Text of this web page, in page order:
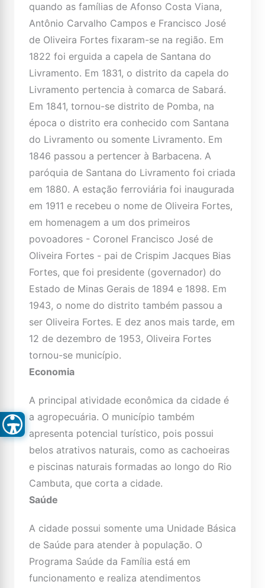
quando as famílias de Afonso Costa Viana,
Antônio Carvalho Campos e Francisco José
de Oliveira Fortes fixaram-se na região. Em
1822 foi erguida a capela de Santana do
Livramento. Em 1831, o distrito da capela do
Livramento pertencia à comarca de Sabará.
Em 1841, tornou-se distrito de Pomba, na
época o distrito era conhecido com Santana
do Livramento ou somente Livramento. Em
1846 passou a pertencer à Barbacena. A
paróquia de Santana do Livramento foi criada
em 1880. A estação ferroviária foi inaugurada
em 1911 e recebeu o nome de Oliveira Fortes,
em homenagem a um dos primeiros
povoadores - Coronel Francisco José de
Oliveira Fortes - pai de Crispim Jacques Bias
Fortes, que foi presidente (governador) do
Estado de Minas Gerais de 1894 e 1898. Em
1943, o nome do distrito também passou a
ser Oliveira Fortes. E dez anos mais tarde, em
12 de dezembro de 1953, Oliveira Fortes
tornou-se município.
Economia
A principal atividade econômica da cidade é
a agropecuária. O município também
apresenta potencial turístico, pois possui
belos atrativos naturais, como as cachoeiras
e piscinas naturais formadas ao longo do Rio
Cambuta, que corta a cidade.
Saúde
A cidade possui somente uma Unidade Básica
de Saúde para atender à população. O
Programa Saúde da Família está em
funcionamento e realiza atendimentos